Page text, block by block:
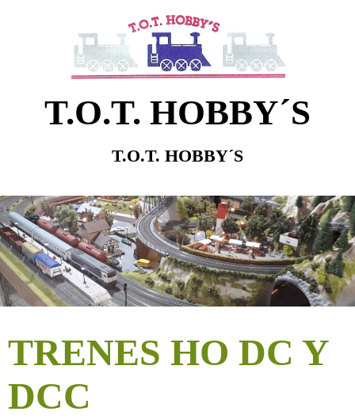
T.O.T. HOBBY´S
T.O.T. HOBBY´S
TRENES HO DC Y
DCC